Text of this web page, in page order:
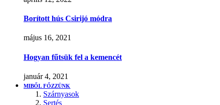
Borított hús Csirijó módra
május 16, 2021
Hogyan fűtsük fel a kemencét
január 4, 2021
MIBŐL FŐZZÜNK
Szárnyasok
Sertés